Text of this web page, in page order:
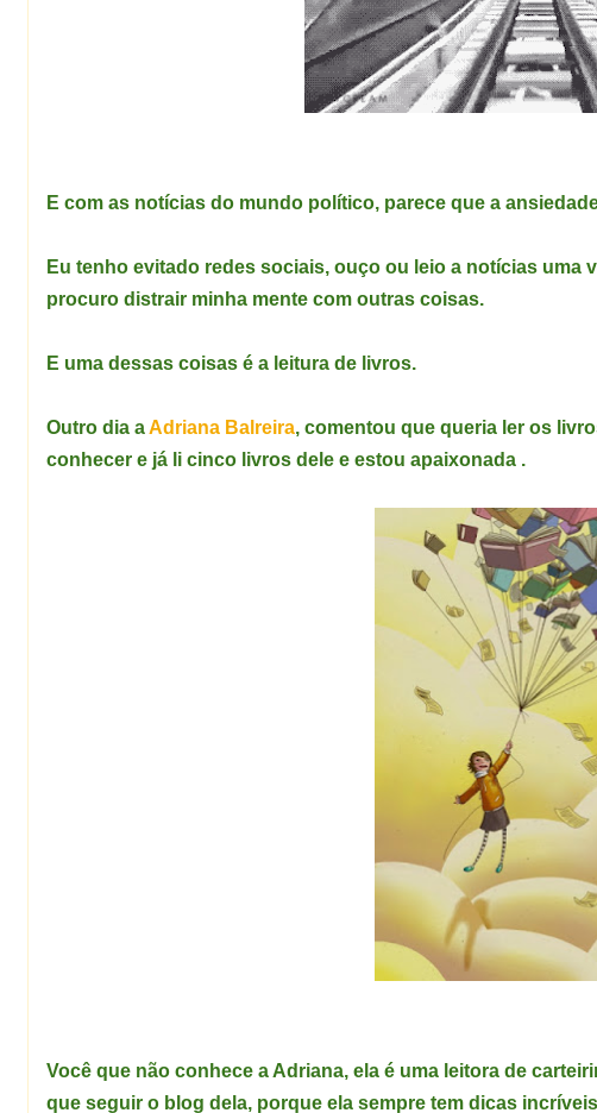
E com as notícias do mundo político, parece que a
Eu tenho evitado redes sociais, ouço ou leio a notícias uma
procuro distrair minha mente com outras coisas.
E uma dessas coisas é a leitura de livros.
Outro dia aAdriana Balreira, comentou que queria ler os
conhecer e já li cinco livros dele e estou apaixonada .
Você que não conhece a Adriana, ela é uma leitora de
que seguir o blog dela, porque ela sempre tem dicas